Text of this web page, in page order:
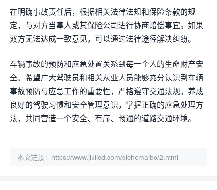
在明确事故责任后，根据相关法律法规和保险条款的规
定，与对方当事人或其保险公司进行协商赔偿事宜。如果
双方无法达成一致意见，可以通过法律途径解决纠纷。
车辆事故的预防和应急处置关系到每一个人的生命财产安
全。希望广大驾驶员和相关从业人员能够充分认识到车辆
事故预防与应急工作的重要性，严格遵守交通法规，养成
良好的驾驶习惯和安全管理意识，掌握正确的应急处理方
法，共同营造一个安全、有序、畅通的道路交通环境。
本文链接： https://www.jiulicd.com/qichemaibo/2.html